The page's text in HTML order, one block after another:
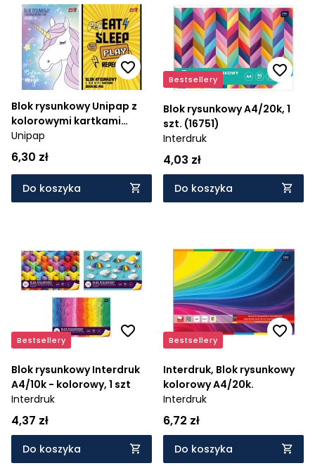
Blok rysunkowy Unipap z
kolorowymi kartkami
A4/16k
Unipap
6,30 zł
Do koszyka
Bestsellery
Blok rysunkowy A4/20k, 1
szt. (16751)
Interdruk
4,03 zł
Do koszyka
Bestsellery
Blok rysunkowy Interdruk
A4/10k - kolorowy, 1 szt
Interdruk
4,37 zł
Do koszyka
Bestsellery
Interdruk, Blok rysunkowy
kolorowy A4/20k.
Interdruk
6,72 zł
Do koszyka